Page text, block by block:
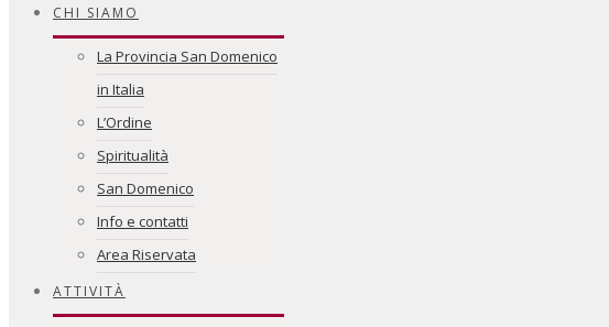
CHI SIAMO
La Provincia San Domenico
in Italia
L’Ordine
Spiritualità
San Domenico
Info e contatti
Area Riservata
ATTIVITÀ